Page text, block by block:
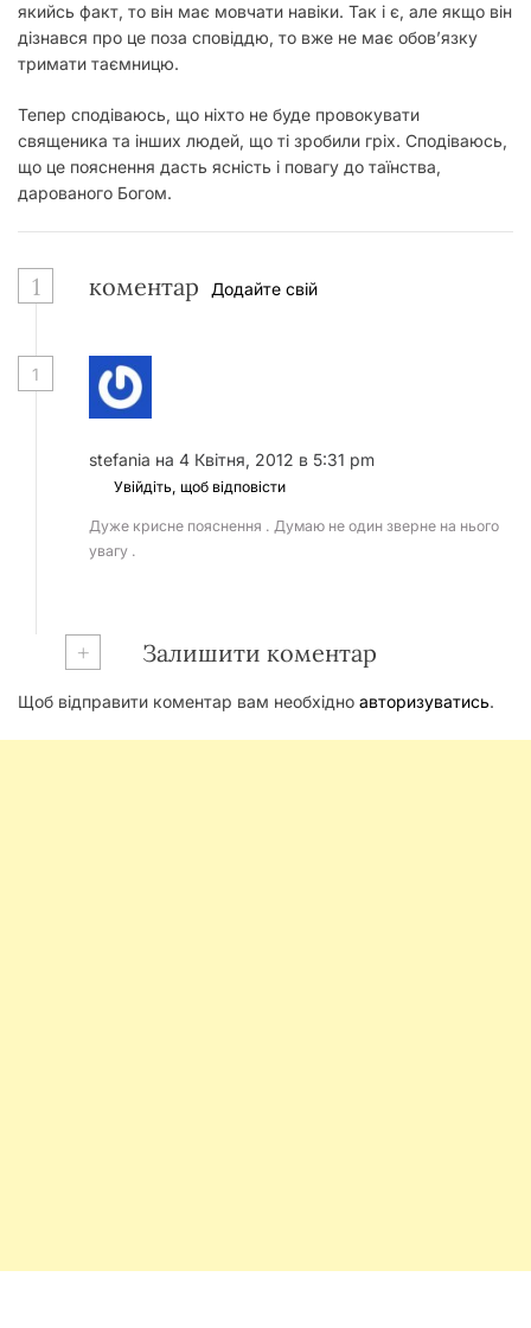
якийсь факт, то він має мовчати навіки. Так і є, але якщо він
дізнався про це поза сповіддю, то вже не має обов’язку
тримати таємницю.
Тепер сподіваюсь, що ніхто не буде провокувати
священика та інших людей, що ті зробили гріх. Сподіваюсь,
що це пояснення дасть ясність і повагу до таїнства,
дарованого Богом.
1 коментар Додайте свій
1
stefania на 4 Квітня, 2012 в 5:31 pm
Увійдіть, щоб відповісти
Дуже крисне пояснення . Думаю не один зверне на нього
увагу .
+ Залишити коментар
Щоб відправити коментар вам необхідно авторизуватись.